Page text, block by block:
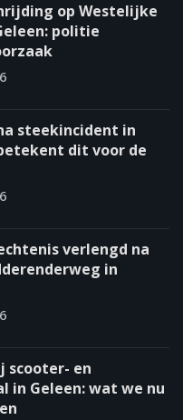
op Westelijke
politie
steekincident in
dit voor de
verlengd na
in
scooter- en
in Geleen: wat we nu